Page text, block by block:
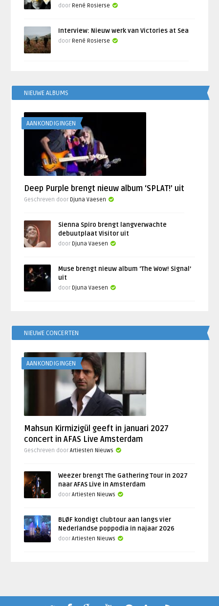
door René Rosierse
Interview: Nieuw werk van Victories at Sea
door René Rosierse
NIEUWE ALBUMS
AANKONDIGINGEN
Deep Purple brengt nieuw album ‘SPLAT!’ uit
Geschreven door Djuna Vaesen
Sienna Spiro brengt langverwachte
debuutplaat Visitor uit
door Djuna Vaesen
Muse brengt nieuw album ‘The Wow! Signal’
uit
door Djuna Vaesen
NIEUWE CONCERTEN
AANKONDIGINGEN
Mahsun Kirmizigül geeft in januari 2027
concert in AFAS Live Amsterdam
Geschreven doorArtiesten Nieuws
Weezer brengt The Gathering Tour in 2027
naar AFAS Live in Amsterdam
doorArtiesten Nieuws
BLØF kondigt clubtour aan langs vier
Nederlandse poppodia in najaar 2026
doorArtiesten Nieuws